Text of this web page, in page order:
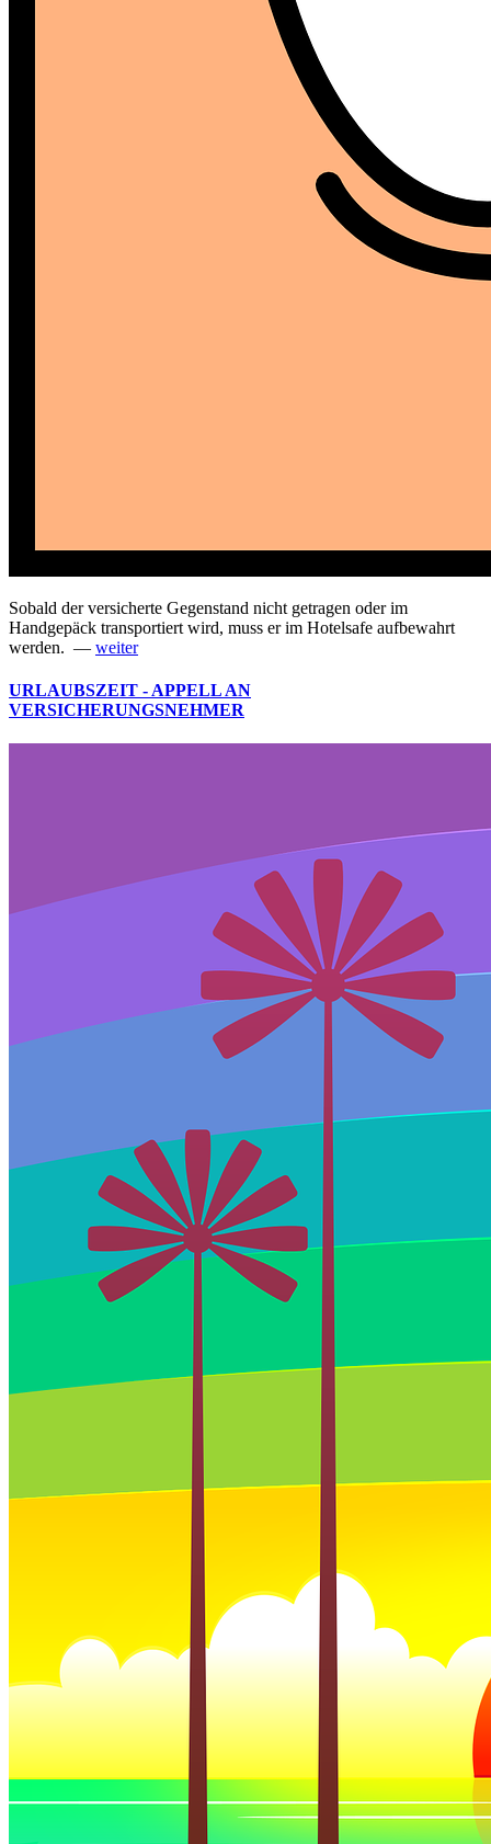
Sobald der versicherte Gegenstand nicht getragen oder im
Handgepäck transportiert wird, muss er im Hotelsafe aufbewahrt
werden. — weiter
URLAUBSZEIT - APPELL AN
VERSICHERUNGSNEHMER